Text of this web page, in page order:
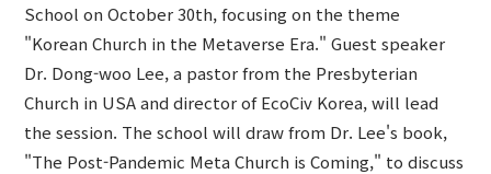
School on October 30th, focusing on the theme
"Korean Church in the Metaverse Era." Guest speaker
Dr. Dong-woo Lee, a pastor from the Presbyterian
Church in USA and director of EcoCiv Korea, will lead
the session. The school will draw from Dr. Lee's book,
"The Post-Pandemic Meta Church is Coming," to discuss